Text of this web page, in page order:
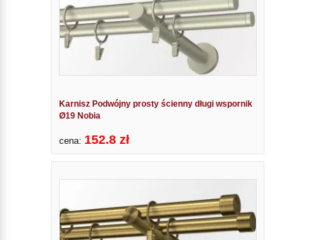
Karnisz Podwójny prosty ścienny długi wspornik
Ø19 Nobia
cena: 152.8 zł